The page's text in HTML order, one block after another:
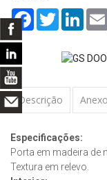
FacebookTwitter
Descrição
Especificações:
Porta em madeira de
Textura em relevo.